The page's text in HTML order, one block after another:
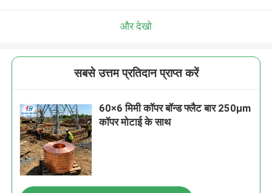
और देखो
सबसे उत्तम प्रतिदान प्राप्त करें
60×6 मिमी कॉपर बॉन्ड फ्लैट बार 250μm
कॉपर मोटाई के साथ